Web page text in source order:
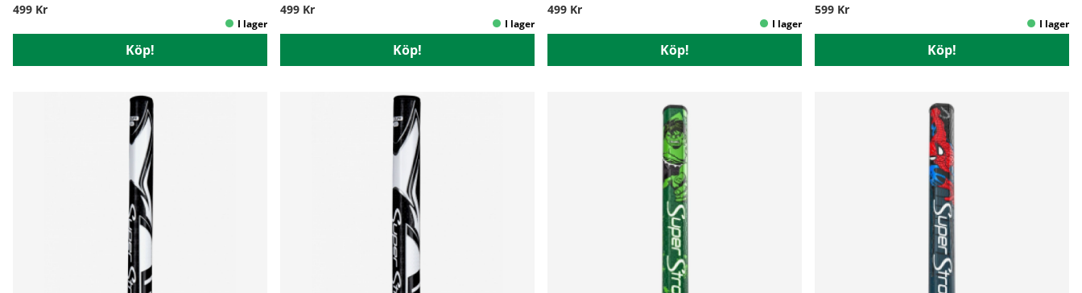
499 Kr
Köp!
499 Kr
Köp!
499 Kr
Köp!
599 Kr
Köp!